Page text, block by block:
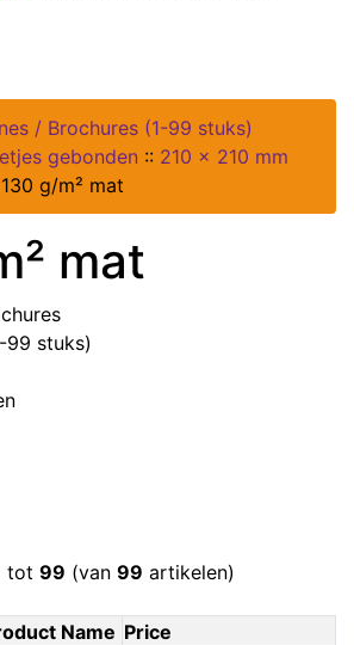
/ Brochures (1-99 stuks)
gebonden :: 210 x 210 mm
130 g/m² mat
mat
99 stuks)
tot 99 (van 99 artikelen)
Name Price